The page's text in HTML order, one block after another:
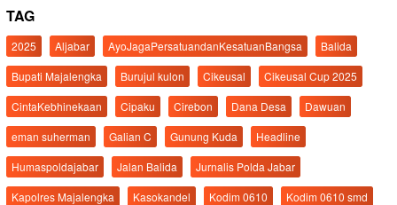
TAG
2025 Aljabar AyoJagaPersatuandanKesatuanBangsa
Balida
Bupati Majalengka
Burujul kulon Cikeusal
Cikeusal Cup 2025
CintaKebhinekaan
Cipaku Cirebon Dana Desa
Dawuan
eman suherman
Galian C Gunung Kuda
Headline
Humaspoldajabar
Jalan Balida
Jurnalis Polda Jabar
Kapolres Majalengka
Kasokandel Kodim 0610
Kodim 0610 smd